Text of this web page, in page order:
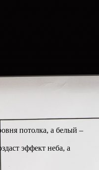
потолка, а белый –
эффект неба, а